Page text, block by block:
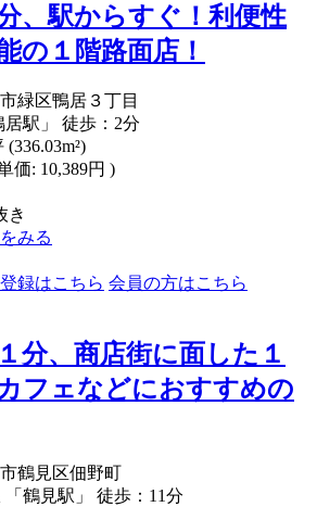
、駅からすぐ！利便性
の１階路面店！
緑区鴨居３丁目
居駅」 徒歩：2分
(336.03m²)
価: 10,389円 )
き
みる
録はこちら 会員の方はこちら
分、商店街に面した１
フェなどにおすすめの
鶴見区佃野町
「鶴見駅」 徒歩：11分